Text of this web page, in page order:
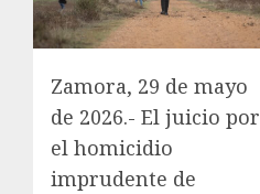
Zamora, 29 de mayo
de 2026.- El juicio por
el homicidio
imprudente de